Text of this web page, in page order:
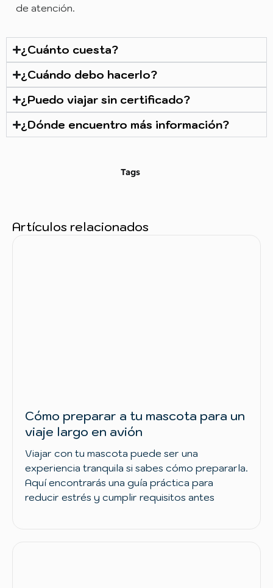
de atención.
¿Cuánto cuesta?
¿Cuándo debo hacerlo?
¿Puedo viajar sin certificado?
¿Dónde encuentro más información?
Tags
Artículos relacionados
Cómo preparar a tu mascota para un
viaje largo en avión
Viajar con tu mascota puede ser una
experiencia tranquila si sabes cómo prepararla.
Aquí encontrarás una guía práctica para
reducir estrés y cumplir requisitos antes